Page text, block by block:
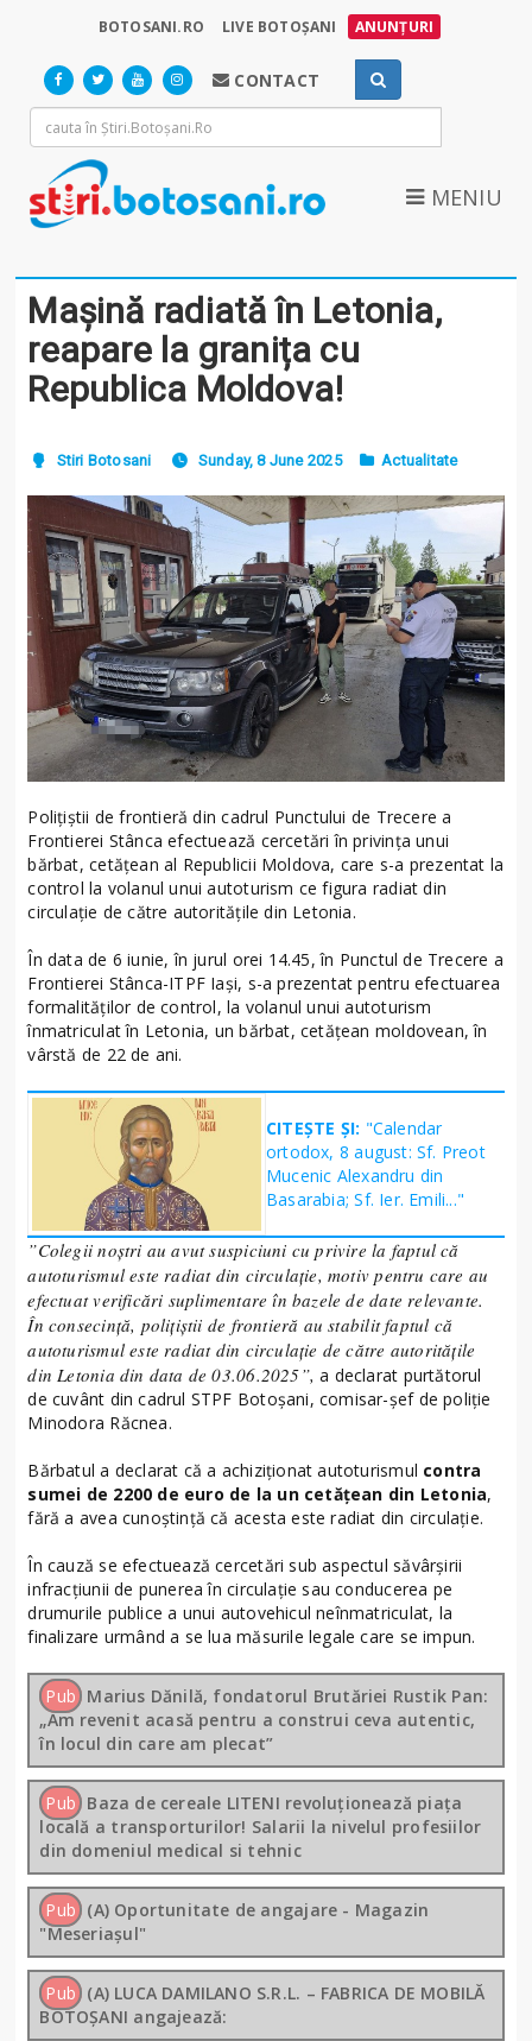
BOTOSANI.RO LIVE BOTOȘANI ANUNȚURI
CONTACT
MENIU
Mașină radiată în Letonia,
reapare la granița cu
Republica Moldova!
Stiri Botosani Sunday, 8 June 2025 Actualitate
Poliţiştii de frontieră din cadrul Punctului de Trecere a
Frontierei Stânca efectuează cercetări în privinţa unui
bărbat, cetățean al Republicii Moldova, care s-a prezentat la
control la volanul unui autoturism ce figura radiat din
circulație de către autoritățile din Letonia.
În data de 6 iunie, în jurul orei 14.45, în Punctul de Trecere a
Frontierei Stânca-ITPF Iași, s-a prezentat pentru efectuarea
formalităților de control, la volanul unui autoturism
înmatriculat în Letonia, un bărbat, cetățean moldovean, în
vârstă de 22 de ani.
CITEȘTE ȘI: "Calendar
ortodox, 8 august: Sf. Preot
Mucenic Alexandru din
Basarabia; Sf. Ier. Emili..."
”Colegii noștri au avut suspiciuni cu privire la faptul că
autoturismul este radiat din circulație, motiv pentru care au
efectuat verificări suplimentare în bazele de date relevante.
În consecință, polițiștii de frontieră au stabilit faptul că
autoturismul este radiat din circulație de către autoritățile
din Letonia din data de 03.06.2025”, a declarat purtătorul
de cuvânt din cadrul STPF Botoșani, comisar-șef de poliție
Minodora Răcnea.
Bărbatul a declarat că a achiziționat autoturismul contra
sumei de 2200 de euro de la un cetățean din Letonia,
fără a avea cunoștință că acesta este radiat din circulație.
În cauză se efectuează cercetări sub aspectul săvârşirii
infracţiunii de punerea în circulație sau conducerea pe
drumurile publice a unui autovehicul neînmatriculat, la
finalizare urmând a se lua măsurile legale care se impun.
Pub Marius Dănilă, fondatorul Brutăriei Rustik Pan:
„Am revenit acasă pentru a construi ceva autentic,
în locul din care am plecat”
Pub Baza de cereale LITENI revoluționează piața
locală a transporturilor! Salarii la nivelul profesiilor
din domeniul medical si tehnic
Pub (A) Oportunitate de angajare - Magazin
"Meseriașul"
Pub (A) LUCA DAMILANO S.R.L. – FABRICA DE MOBILĂ
BOTOȘANI angajează: